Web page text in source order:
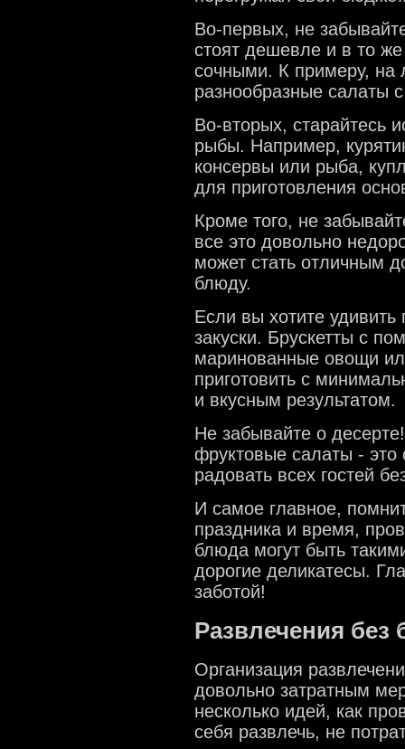
Во-первых, не
стоят дешевле и в то
сочными. К примеру, на
разнообразные салаты
Во-вторых, старайтесь
рыбы. Например,
консервы или рыба,
для приготовления
Кроме того, не
все это довольно
может стать отличным
блюду.
Если вы хотите удивить
закуски. Брускетты с
маринованные овощи
приготовить с
и вкусным результатом.
Не забывайте о
фруктовые салаты - это
радовать всех гостей
И самое главное,
праздника и время,
блюда могут быть
дорогие деликатесы.
заботой!
Развлечения без
Организация
довольно затратным
несколько идей, как
себя развлечь, не